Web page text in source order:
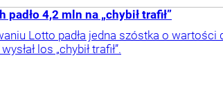
4,2 mln na „chybił trafił”
Lotto padła jedna szóstka o wartości
los „chybił trafił”.